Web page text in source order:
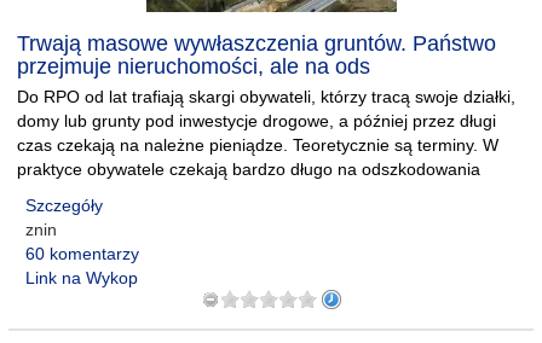
Trwają masowe wywłaszczenia gruntów. Państwo
przejmuje nieruchomości, ale na ods
Do RPO od lat trafiają skargi obywateli, którzy tracą swoje działki,
domy lub grunty pod inwestycje drogowe, a później przez długi
czas czekają na należne pieniądze. Teoretycznie są terminy. W
praktyce obywatele czekają bardzo długo na odszkodowania
Szczegóły
znin
60 komentarzy
Link na Wykop